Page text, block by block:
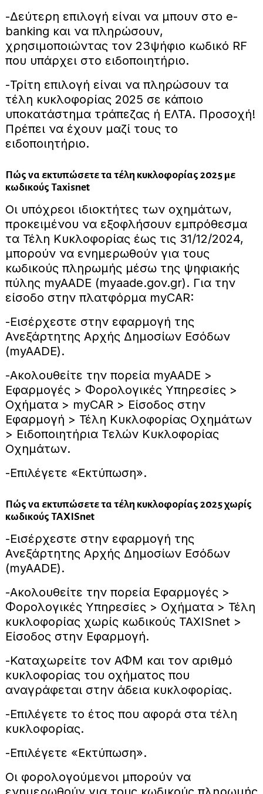
-Δεύτερη επιλογή είναι να μπουν στο e-
banking και να πληρώσουν,
χρησιμοποιώντας τον 23ψήφιο κωδικό RF
που υπάρχει στο ειδοποιητήριο.
-Τρίτη επιλογή είναι να πληρώσουν τα
τέλη κυκλοφορίας 2025 σε κάποιο
υποκατάστημα τράπεζας ή ΕΛΤΑ. Προσοχή!
Πρέπει να έχουν μαζί τους το
ειδοποιητήριο.
Πώς να εκτυπώσετε τα τέλη κυκλοφορίας 2025 με
κωδικούς Taxisnet
Οι υπόχρεοι ιδιοκτήτες των οχημάτων,
προκειμένου να εξοφλήσουν εμπρόθεσμα
τα Τέλη Κυκλοφορίας έως τις 31/12/2024,
μπορούν να ενημερωθούν για τους
κωδικούς πληρωμής μέσω της ψηφιακής
πύλης myAADE (myaade.gov.gr). Για την
είσοδο στην πλατφόρμα myCAR:
-Εισέρχεστε στην εφαρμογή της
Ανεξάρτητης Αρχής Δημοσίων Εσόδων
(myAADE).
-Ακολουθείτε την πορεία myAADE >
Εφαρμογές > Φορολογικές Υπηρεσίες >
Οχήματα > myCAR > Είσοδος στην
Εφαρμογή > Τέλη Κυκλοφορίας Οχημάτων
> Ειδοποιητήρια Τελών Κυκλοφορίας
Οχημάτων.
-Επιλέγετε «Εκτύπωση».
Πώς να εκτυπώσετε τα τέλη κυκλοφορίας 2025 χωρίς
κωδικούς TAXISnet
-Εισέρχεστε στην εφαρμογή της
Ανεξάρτητης Αρχής Δημοσίων Εσόδων
(myAADE).
-Ακολουθείτε την πορεία Εφαρμογές >
Φορολογικές Υπηρεσίες > Οχήματα > Τέλη
κυκλοφορίας χωρίς κωδικούς TAXISnet >
Είσοδος στην Εφαρμογή.
-Καταχωρείτε τον ΑΦΜ και τον αριθμό
κυκλοφορίας του οχήματος που
αναγράφεται στην άδεια κυκλοφορίας.
-Επιλέγετε το έτος που αφορά στα τέλη
κυκλοφορίας.
-Επιλέγετε «Εκτύπωση».
Οι φορολογούμενοι μπορούν να